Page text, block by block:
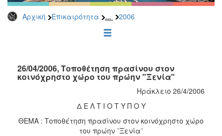
Αρχική Επικαιρότητα ... 2006
2026
2025
2022
2021
2018
26/04/2006, Τοποθέτηση πρασίνου στον
κοινόχρηστο χώρο του πρώην "Ξενία"
Ηράκλειο 26/4/2006
Δ Ε Λ Τ Ι Ο Τ Υ Π Ο Υ
ΘΕΜΑ : Τοποθέτηση πρασίνου στον κοινόχρηστο χώρο
του πρώην ¨Ξενία¨